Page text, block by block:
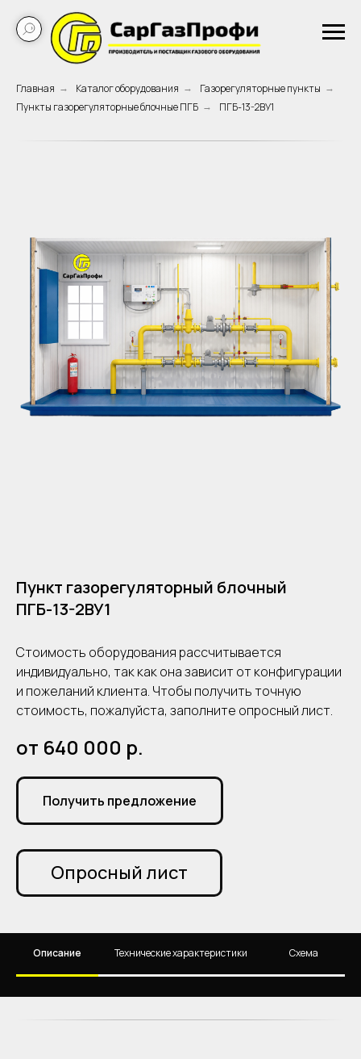
Главная → Каталог оборудования → Газорегуляторные пункты →
Пункты газорегуляторные блочные ПГБ → ПГБ-13-2ВУ1
Пункт газорегуляторный блочный
ПГБ-13-2ВУ1
Стоимость оборудования рассчитывается
индивидуально, так как она зависит от конфигурации
и пожеланий клиента. Чтобы получить точную
стоимость, пожалуйста, заполните опросный лист.
от 640 000 р.
Получить предложение
Опросный лист
Описание Технические характеристики Схема